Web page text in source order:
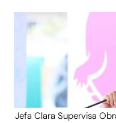
Jefa Clara Supervisa